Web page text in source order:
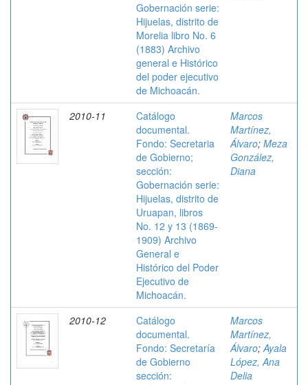
Gobernación serie:
Hijuelas, distrito de
Morelia libro No. 6
(1883) Archivo
general e Histórico
del poder ejecutivo
de Michoacán.
2010-11
Catálogo
documental.
Fondo: Secretaria
de Gobierno;
sección:
Gobernación serie:
Hijuelas, distrito de
Uruapan, libros
No. 12 y 13 (1869-
1909) Archivo
General e
Histórico del Poder
Ejecutivo de
Michoacán.
Marcos
Martínez,
Álvaro; Meza
González,
Diana
2010-12
Catálogo
documental.
Fondo: Secretaría
de Gobierno
sección:
Marcos
Martínez,
Álvaro;Ayala
López, Ana
Delia